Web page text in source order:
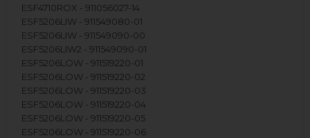
ESF4710ROX - 911056027-14
ESF5206LIW - 911549080-01
ESF5206LIW - 911549090-00
ESF5206LIW2 - 911549090-01
ESF5206LOW - 911519220-01
ESF5206LOW - 911519220-02
ESF5206LOW - 911519220-03
ESF5206LOW - 911519220-04
ESF5206LOW - 911519220-05
ESF5206LOW - 911519220-06